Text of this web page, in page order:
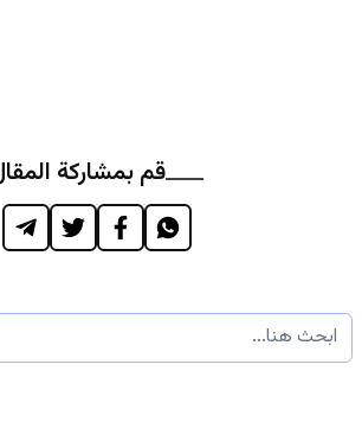
قم بمشاركة